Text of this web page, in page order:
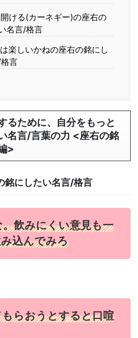
ける(カーネギー)の座右の
名言/格言
楽しいかねの座右の銘にし
言
るために、自分をもっと
名言/言葉の力 <座右の銘
>
銘にしたい名言/格言
飲みにくい意見も一
込んでみろ
らおうとすると口喧